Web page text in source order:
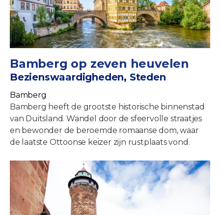
Bamberg op zeven heuvelen
Bezienswaardigheden, Steden
Bamberg
Bamberg heeft de grootste historische binnenstad
van Duitsland. Wandel door de sfeervolle straatjes
en bewonder de beroemde romaanse dom, waar
de laatste Ottoonse keizer zijn rustplaats vond.